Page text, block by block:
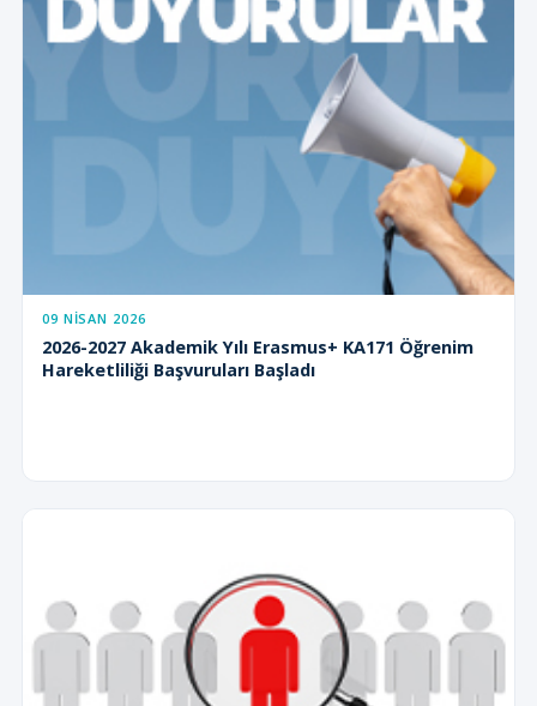
09 NISAN 2026
2026-2027 Akademik Yılı Erasmus+ KA171 Öğrenim
Hareketliliği Başvuruları Başladı